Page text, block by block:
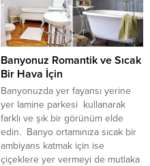
bu banyolar sayesinde kırmızı
banyo...
Banyonuz Romantik ve Sıcak
Bir Hava İçin
Banyonuzda yer fayansı yerine
yer lamine parkesi kullanarak
farklı ve şık bir görünüm elde
edin. Banyo ortamınıza sıcak bir
ambiyans katmak için ise
çiçeklere yer vermeyi de mutlaka